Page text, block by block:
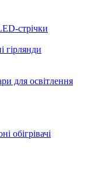
стрічки
гірлянди
для освітлення
обігрівачі